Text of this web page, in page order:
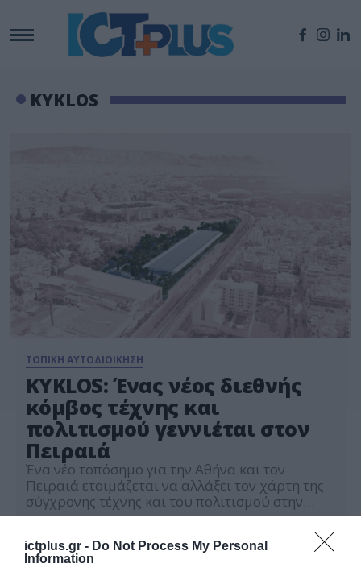
ictplus.gr - Do Not Process My Personal
Information
KYKLOS
ΤΟΠΙΚΗ ΑΥΤΟΔΙΟΙΚΗΣΗ
KYKLOS: Ένας νέος διεθνής
κόμβος τέχνης και
πολιτισμού γεννιέται στον
Πειραιά
Ένα νέο τοπόσημο για την Αθήνα και τον
Πειραιά ετοιμάζεται να αλλάξει τον χάρτη της
σύγχρονης τέχνης και του πολιτισμού στην
Ελλάδα. Ο λόγος για το KYKLOS, τον νέο χώρο
τέχνης και πολιτισμού που δημιουργείται στον
Πειραιά, πλησίον του σταθμού ηλεκτρικού
«Νέο Φάληρο», με πρωτοβουλία του Ιδρύματος